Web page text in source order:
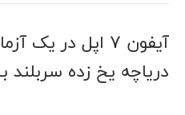
دریاچه یخ زده سربلند